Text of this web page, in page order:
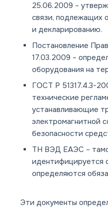
25.06.2009 –
связи, подлежащих
и декларированию.
Постановление
17.03.2009 –
оборудования на
ГОСТ Р 51317.4.3-
технические
устанавливающие
электромагнитной
безопасности
ТН ВЭД ЕАЭС –
идентифицируется
определяются
Эти документы